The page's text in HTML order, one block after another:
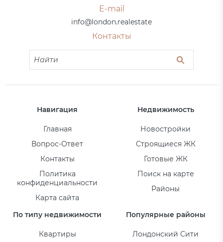
E-mail
info@london.realestate
Контакты
Навигация
Главная
Вопрос-Ответ
Контакты
Политика
конфиденциальности
Карта сайта
Недвижимость
Новостройки
Строящиеся ЖК
Готовые ЖК
Поиск на карте
Районы
По типу недвижимости
Квартиры
Популярные районы
Лондонский Сити